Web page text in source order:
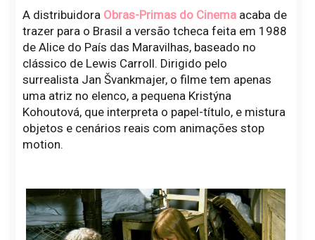
A distribuidora Obras-Primas do Cinema acaba de
trazer para o Brasil a versão tcheca feita em 1988
de Alice do País das Maravilhas, baseado no
clássico de Lewis Carroll. Dirigido pelo
surrealista Jan Švankmajer, o filme tem apenas
uma atriz no elenco, a pequena Kristýna
Kohoutová, que interpreta o papel-título, e mistura
objetos e cenários reais com animações stop
motion.